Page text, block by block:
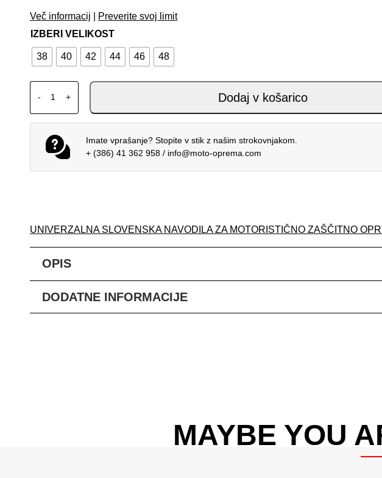
Več informacij
Preverite svoj limit
IZBERI VELIKOST
38 40 42 44 46 48
-
DAINESE RACING 5 ŽENSKA USNJENA JAKNA BLACK WHITE količina
+ Dodaj v košarico
Imate vprašanje? Stopite v stik z našim strokovnjakom.
+ (386) 41 362 958/ info@moto-oprema.com
UNIVERZALNA SLOVENSKA NAVODILA ZA MOTORISTIČNO ZAŠČITNO
OPIS
DODATNE INFORMACIJE
MAYBE YOU